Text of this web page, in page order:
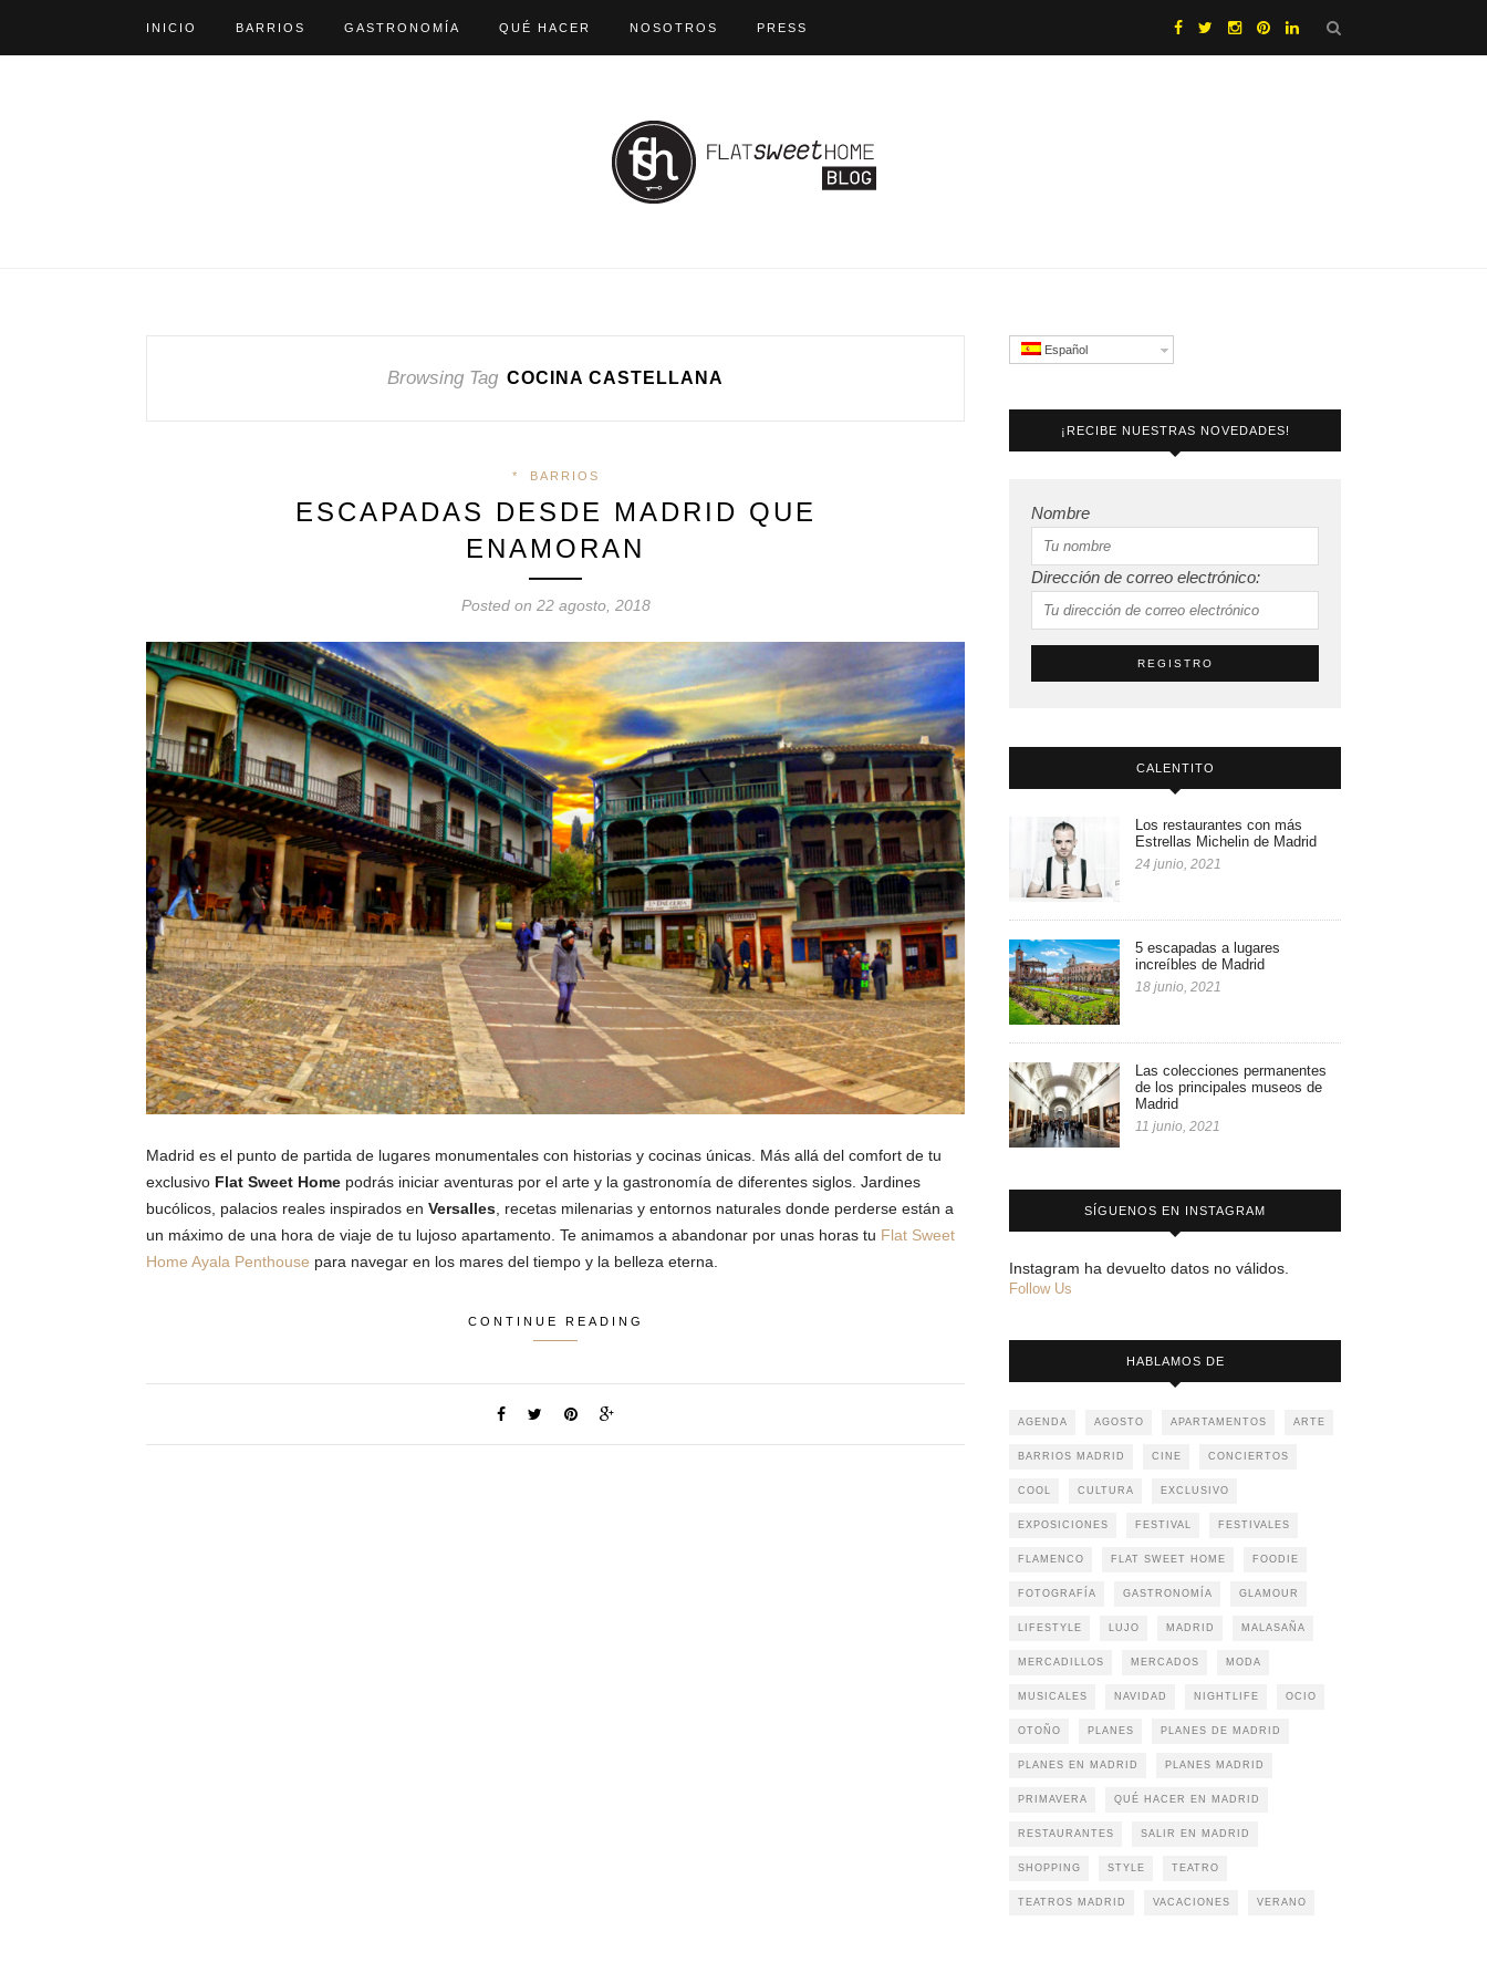
INICIO BARRIOS GASTRONOMÍA QUÉ HACER NOSOTROS PRESS
Browsing Tag COCINA CASTELLANA
* BARRIOS
ESCAPADAS DESDE MADRID QUE
ENAMORAN
Posted on 22 agosto, 2018
Madrid es el punto de partida de lugares monumentales con historias y cocinas únicas. Más allá del comfort de tu
exclusivo Flat Sweet Home podrás iniciar aventuras por el arte y la gastronomía de diferentes siglos. Jardines
bucólicos, palacios reales inspirados en Versalles , recetas milenarias y entornos naturales donde perderse están a
un máximo de una hora de viaje de tu lujoso apartamento. Te animamos a abandonar por unas horas tu Flat Sweet
Home Ayala Penthouse para navegar en los mares del tiempo y la belleza eterna.
CONTINUE READING
Español
¡RECIBE NUESTRAS NOVEDADES!
Nombre
Dirección de correo electrónico:
CALENTITO
Los restaurantes con más
Estrellas Michelin de Madrid
24 junio, 2021
5 escapadas a lugares
increíbles de Madrid
18 junio, 2021
Las colecciones permanentes
de los principales museos de
Madrid
11 junio, 2021
SÍGUENOS EN INSTAGRAM
Instagram ha devuelto datos no válidos.
Follow Us
HABLAMOS DE
AGENDA AGOSTO APARTAMENTOS ARTE
BARRIOS MADRID CINE CONCIERTOS
COOL CULTURA EXCLUSIVO
EXPOSICIONES FESTIVAL FESTIVALES
FLAMENCO FLAT SWEET HOME FOODIE
FOTOGRAFÍA GASTRONOMÍA GLAMOUR
LIFESTYLE LUJO MADRID MALASAÑA
MERCADILLOS MERCADOS MODA
MUSICALES NAVIDAD NIGHTLIFE OCIO
OTOÑO PLANES PLANES DE MADRID
PLANES EN MADRID PLANES MADRID
PRIMAVERA QUÉ HACER EN MADRID
RESTAURANTES SALIR EN MADRID
SHOPPING STYLE TEATRO
TEATROS MADRID VACACIONES VERANO